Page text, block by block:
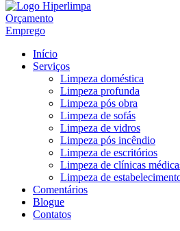
Orçamento
Emprego
Início
Serviços
Limpeza doméstica
Limpeza profunda
Limpeza pós obra
Limpeza de sofás
Limpeza de vidros
Limpeza pós incêndio
Limpeza de escritórios
Limpeza de clínicas
Limpeza de
Comentários
Blogue
Contatos